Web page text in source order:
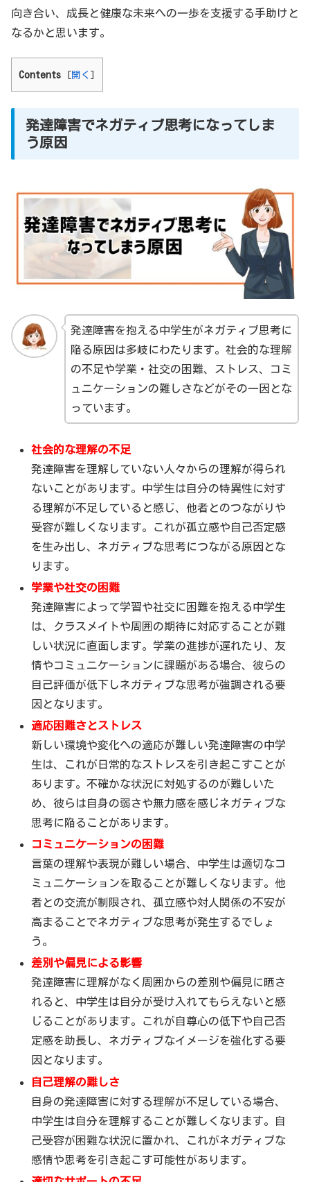
向き合い、成長と健康な未来への一歩を支援する手助けと
なるかと思います。
Contents 開く
発達障害でネガティブ思考になってしま
う原因
発達障害を抱える中学生がネガティブ思考に
陥る原因は多岐にわたります。社会的な理解
の不足や学業・社交の困難、ストレス、コミ
ュニケーションの難しさなどがその一因とな
っています。
社会的な理解の不足
発達障害を理解していない人々からの理解が得られ
ないことがあります。中学生は自分の特異性に対す
る理解が不足していると感じ、他者とのつながりや
受容が難しくなります。これが孤立感や自己否定感
を生み出し、ネガティブな思考につながる原因とな
ります。
学業や社交の困難
発達障害によって学習や社交に困難を抱える中学生
は、クラスメイトや周囲の期待に対応することが難
しい状況に直面します。学業の進捗が遅れたり、友
情やコミュニケーションに課題がある場合、彼らの
自己評価が低下しネガティブな思考が強調される要
因となります。
適応困難さとストレス
新しい環境や変化への適応が難しい発達障害の中学
生は、これが日常的なストレスを引き起こすことが
あります。不確かな状況に対処するのが難しいた
め、彼らは自身の弱さや無力感を感じネガティブな
思考に陥ることがあります。
コミュニケーションの困難
言葉の理解や表現が難しい場合、中学生は適切なコ
ミュニケーションを取ることが難しくなります。他
者との交流が制限され、孤立感や対人関係の不安が
高まることでネガティブな思考が発生するでしょ
う。
差別や偏見による影響
発達障害に理解がなく周囲からの差別や偏見に晒さ
れると、中学生は自分が受け入れてもらえないと感
じることがあります。これが自尊心の低下や自己否
定感を助長し、ネガティブなイメージを強化する要
因となります。
自己理解の難しさ
自身の発達障害に対する理解が不足している場合、
中学生は自分を理解することが難しくなります。自
己受容が困難な状況に置かれ、これがネガティブな
感情や思考を引き起こす可能性があります。